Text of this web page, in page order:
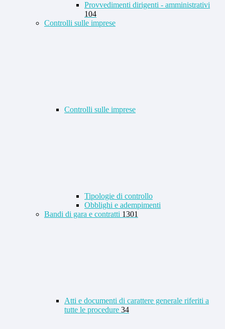
Provvedimenti dirigenti - amministrativi
104
Controlli sulle imprese
Controlli sulle imprese
Tipologie di controllo
Obblighi e adempimenti
Bandi di gara e contratti 1301
Atti e documenti di carattere generale riferiti a
tutte le procedure 34